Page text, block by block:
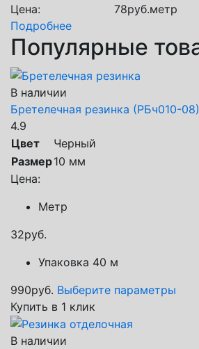
Цена:
78руб.метр
Подробнее
Популярные
В наличии
Бретелечная резинка (РБч010-08)
4.9
Цвет
Черный
Размер10 мм
Цена:
Метр
32руб.
Упаковка 40 м
990руб. Выберите параметры
Купить в 1 клик
В наличии